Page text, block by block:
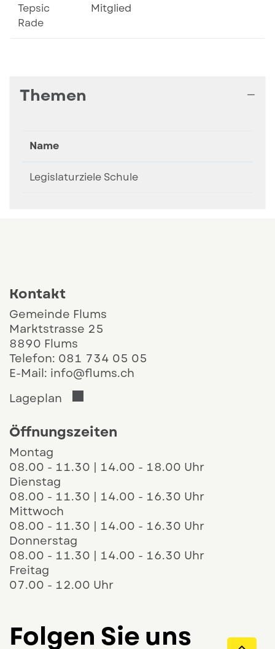
Tepsic
Rade
Mitglied
Themen
Name
Legislaturziele Schule
Kontakt
Gemeinde Flums
Marktstrasse 25
8890 Flums
Telefon: 081 734 05 05
E-Mail: info@flums.ch
Lageplan
Öffnungszeiten
Montag
08.00 - 11.30 | 14.00 - 18.00 Uhr
Dienstag
08.00 - 11.30 | 14.00 - 16.30 Uhr
Mittwoch
08.00 - 11.30 | 14.00 - 16.30 Uhr
Donnerstag
08.00 - 11.30 | 14.00 - 16.30 Uhr
Freitag
07.00 - 12.00 Uhr
Folgen Sie uns